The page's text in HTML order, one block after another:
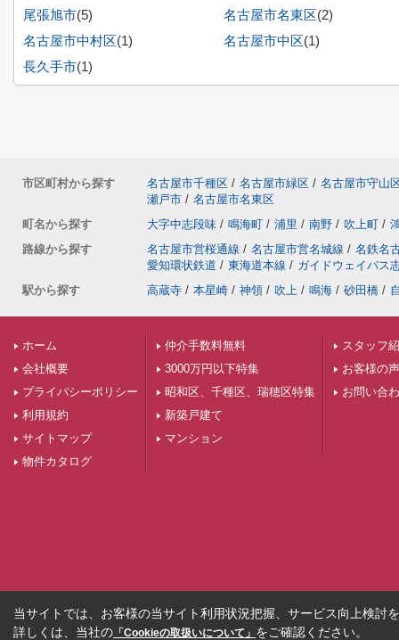
尾張旭市(5) 名古屋市名東区(2)
名古屋市中村区(1) 名古屋市中区(1)
長久手市(1)
市区町村から探す 名古屋市千種区 / 名古屋市緑区 / 名古屋市守山
瀬戸市 / 名古屋市名東区
町名から探す
大字中志段味 / 鳴海町 / 浦里 / 南野 / 吹上町 /
路線から探す
名古屋市営桜通線 / 名古屋市営名城線 / 名鉄名
愛知環状鉄道 / 東海道本線 / ガイドウェイバス
駅から探す
高蔵寺 / 本星崎 / 神領 / 吹上 / 鳴海 / 砂田橋 /
ホーム
会社概要
プライバシーポリシー
利用規約
サイトマップ
物件カタログ
仲介手数料無料
3000万円以下特集
昭和区、千種区、瑞穂区特集
新築戸建て
マンション
スタッフ
お客様の声
お問い合
当サイトでは、お客様の当サイト利用状況把握、サービス向上検討
詳しくは、当社の 「Cookieの取扱いについて」 をご確認ください。